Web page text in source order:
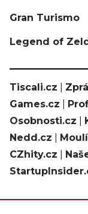
Gran Turismo
Legend of
Tiscali.cz
Games.cz
Osobnosti.cz
Nedd.cz
CZhity.cz